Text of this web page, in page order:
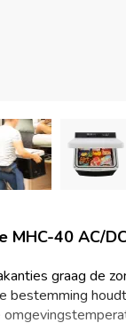
MHC-40 AC/
graag de
bestemming